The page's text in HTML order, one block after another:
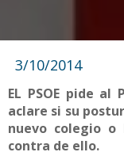
3/10/2014
EL PSOE pide
aclare si su
nuevo colegio
contra de ello.